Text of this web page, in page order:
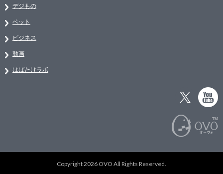
デジもの
ペット
ビジネス
動画
はばたけラボ
Copyright 2026 OVO All Rights Reserved.